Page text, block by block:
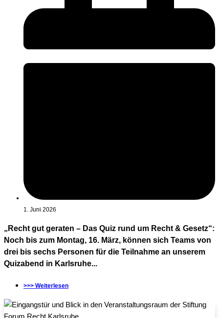
1. Juni 2026
„Recht gut geraten – Das Quiz rund um Recht & Gesetz“:
Noch bis zum Montag, 16. März, können sich Teams von
drei bis sechs Personen für die Teilnahme an unserem
Quizabend in Karlsruhe...
>>> Weiterlesen